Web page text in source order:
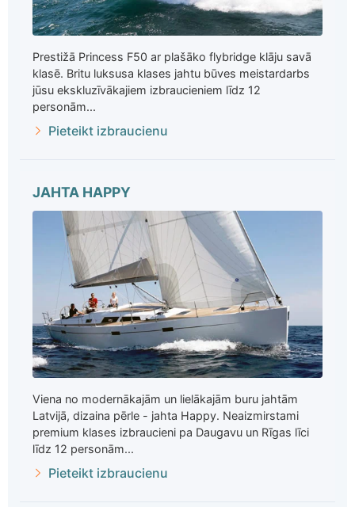
Prestižā Princess F50 ar plašāko flybridge klāju savā
klasē. Britu luksusa klases jahtu būves meistardarbs
jūsu ekskluzīvākajiem izbraucieniem līdz 12
personām...
Pieteikt izbraucienu
JAHTA HAPPY
Viena no modernākajām un lielākajām buru jahtām
Latvijā, dizaina pērle - jahta Happy. Neaizmirstami
premium klases izbraucieni pa Daugavu un Rīgas līci
līdz 12 personām...
Pieteikt izbraucienu